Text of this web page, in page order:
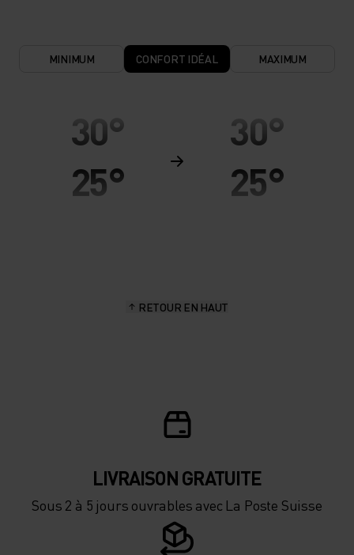
MINIMUM CONFORT IDÉAL MAXIMUM
30°
25°
-5°
30°
25°
-5°
RETOUR EN HAUT
LIVRAISON GRATUITE
Sous 2 à 5 jours ouvrables avec La Poste Suisse